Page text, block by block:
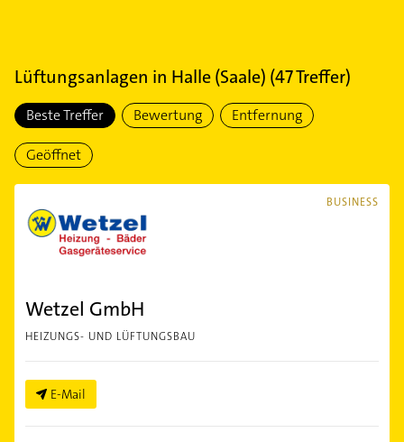
Lüftungsanlagen in Halle (Saale) (47Treffer)
Beste Treffer Bewertung Entfernung
Geöffnet
BUSINESS
Wetzel GmbH
HEIZUNGS- UND LÜFTUNGSBAU
E-Mail